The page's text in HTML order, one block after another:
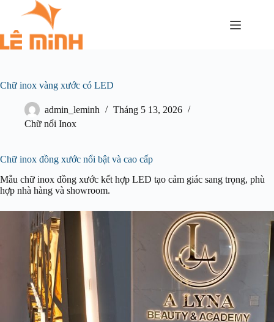
Chữ inox vàng xước có LED
admin_leminh
Tháng 5 13, 2026
Chữ nổi Inox
Chữ inox đồng xước nổi bật và cao cấp
Mẫu chữ inox đồng xước kết hợp LED tạo cảm giác sang trọng, phù
hợp nhà hàng và showroom.